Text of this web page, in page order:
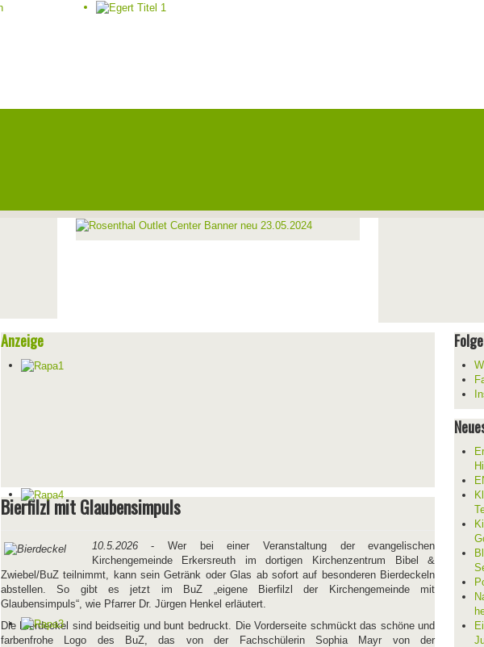
Anzeige
Bierfilzl mit Glaubensimpuls
10.5.2026- Wer bei einer Veranstaltung der evangelischen
Kirchengemeinde Erkersreuth im dortigen Kirchenzentrum Bibel &
Zwiebel/BuZ teilnimmt, kann sein Getränk oder Glas ab sofort auf besonderen Bierdeckeln
abstellen. So gibt es jetzt im BuZ „eigene Bierfilzl der Kirchengemeinde mit
Glaubensimpuls“, wie Pfarrer Dr. Jürgen Henkel erläutert.
Die Bierdeckel sind beidseitig und bunt bedruckt. Die Vorderseite schmückt das schöne und
farbenfrohe Logo des BuZ, das von der Fachschülerin Sophia Mayr von der